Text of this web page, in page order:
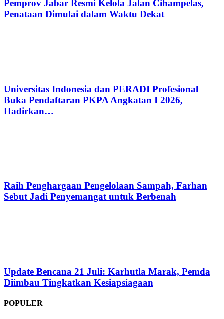
Pemprov Jabar Resmi Kelola Jalan Cihampelas,
Penataan Dimulai dalam Waktu Dekat
Universitas Indonesia dan PERADI Profesional
Buka Pendaftaran PKPA Angkatan I 2026,
Hadirkan…
Raih Penghargaan Pengelolaan Sampah, Farhan
Sebut Jadi Penyemangat untuk Berbenah
Update Bencana 21 Juli: Karhutla Marak, Pemda
Diimbau Tingkatkan Kesiapsiagaan
POPULER